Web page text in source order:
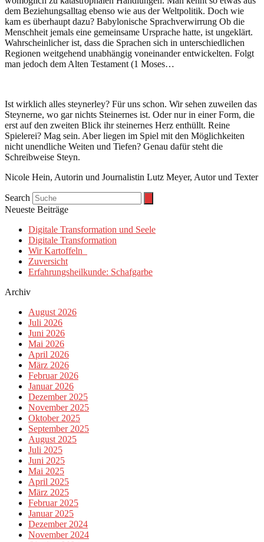
dem Beziehungsalltag ebenso wie aus der Weltpolitik. Doch wie
kam es überhaupt dazu? Babylonische Sprachverwirrung Ob die
Menschheit jemals eine gemeinsame Ursprache hatte, ist ungeklärt.
Wahrscheinlicher ist, dass die Sprachen sich in unterschiedlichen
Regionen weitgehend unabhängig voneinander entwickelten. Folgt
man jedoch dem Alten Testament (1 Moses…
Ist wirklich alles steynerley? Für uns schon. Wir sehen zuweilen das
Steynerne, wo gar nichts Steinernes ist. Oder nur in einer Form, die
erst auf den zweiten Blick ihr steinernes Herz enthüllt. Reine
Spielerei? Mag sein. Aber liegen im Spiel mit den Möglichkeiten
nicht unendliche Weiten und Tiefen? Genau dafür steht die
Schreibweise Steyn.
Nicole Hein, Autorin und Journalistin Lutz Meyer, Autor und Texter
Search
Neueste Beiträge
Digitale Transformation und Seele
Digitale Transformation
Wir Kartoffeln
Zuversicht
Erfahrungsheilkunde: Schafgarbe
Archiv
August 2026
Juli 2026
Juni 2026
Mai 2026
April 2026
März 2026
Februar 2026
Januar 2026
Dezember 2025
November 2025
Oktober 2025
September 2025
August 2025
Juli 2025
Juni 2025
Mai 2025
April 2025
März 2025
Februar 2025
Januar 2025
Dezember 2024
November 2024